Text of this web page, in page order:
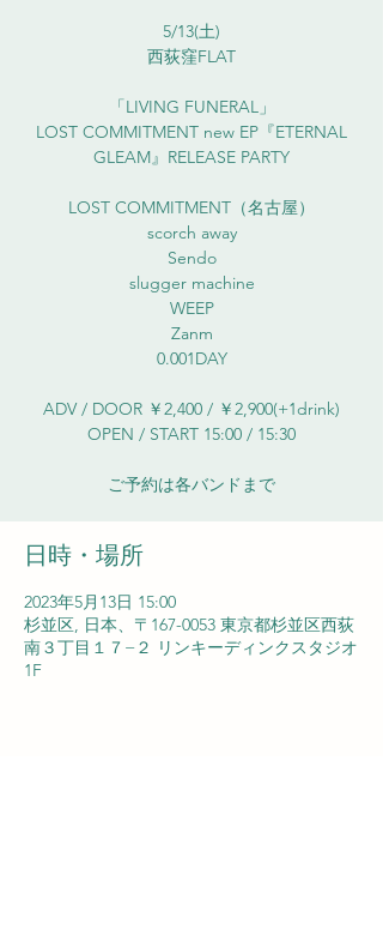
5/13(土)
西荻窪FLAT
「LIVING FUNERAL」
LOST COMMITMENT new EP『ETERNAL
GLEAM』RELEASE PARTY
LOST COMMITMENT（名古屋）
scorch away
Sendo
slugger machine
WEEP
Zanm
0.001DAY
ADV / DOOR ￥2,400 / ￥2,900(+1drink)
OPEN / START 15:00 / 15:30
ご予約は各バンドまで
日時・場所
2023年5月13日 15:00
杉並区, 日本、〒167-0053 東京都杉並区西荻
南３丁目１７−２ リンキーディンクスタジオ
1F